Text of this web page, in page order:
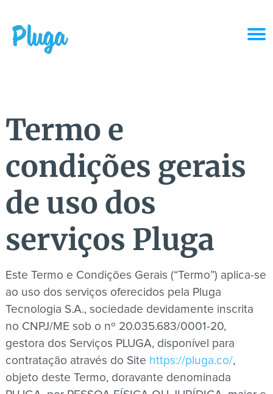
Preços
Entrar
PT
Termo e
condições gerais
de uso dos
serviços Pluga
Este Termo e Condições Gerais (“Termo”) aplica-se
ao uso dos serviços oferecidos pela Pluga
Tecnologia S.A., sociedade devidamente inscrita
no CNPJ/ME sob o nº 20.035.683/0001-20,
gestora dos Serviços PLUGA, disponível para
contratação através do Site https://pluga.co/,
objeto deste Termo, doravante denominada